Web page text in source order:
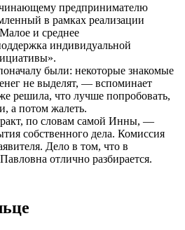
предпринимателю
в рамках реализации
и среднее
индивидуальной
были: некоторые знакомые
не выделят, — вспоминает
решила, что лучше попробовать,
а потом жалеть.
по словам самой Инны, —
собственного дела. Комиссия
Дело в том, что в
отлично разбирается.